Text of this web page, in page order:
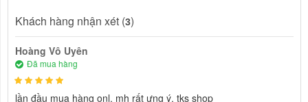
Khách hàng nhận xét (3)
Hoàng Vô Uyên
Đã mua hàng
lần đầu mua hàng onl, mh rất ưng ý, tks shop